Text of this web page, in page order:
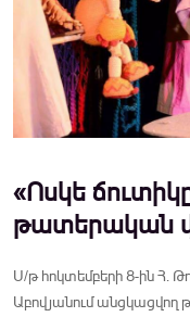
«Ոսկե
թատերական
Ս/թ հոկտեմբերի 8-ին Հ.
Աբովյանում